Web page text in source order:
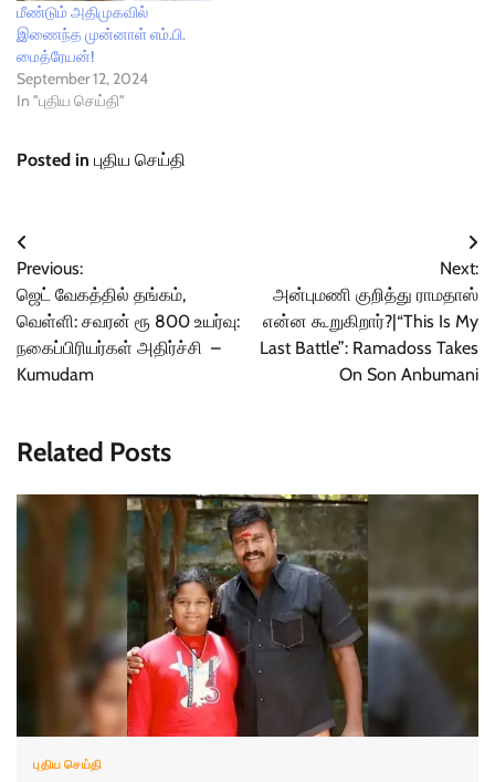
மீண்டும் அதிமுகவில்
இணைந்த முன்னாள் எம்.பி.
மைத்ரேயன்!
September 12, 2024
In "புதிய செய்தி"
Posted in புதிய செய்தி
Post
navigation
Previous:
ஜெட் வேகத்தில் தங்கம்,
வெள்ளி: சவரன் ரூ 800 உயர்வு:
நகைப்பிரியர்கள் அதிர்ச்சி –
Kumudam
Next:
அன்புமணி குறித்து ராமதாஸ்
என்ன கூறுகிறார்?|“This Is My
Last Battle”: Ramadoss Takes
On Son Anbumani
Related Posts
புதிய செய்தி